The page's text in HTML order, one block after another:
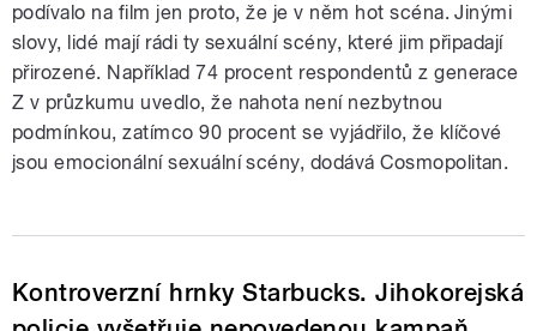
podívalo na film jen proto, že je v něm hot scéna. Jinými
slovy, lidé mají rádi ty sexuální scény, které jim připadají
přirozené. Například 74 procent respondentů z generace
Z v průzkumu uvedlo, že nahota není nezbytnou
podmínkou, zatímco 90 procent se vyjádřilo, že klíčové
jsou emocionální sexuální scény, dodává Cosmopolitan.
Kontroverzní hrnky Starbucks. Jihokorejská